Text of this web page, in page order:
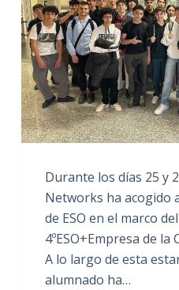
Durante los días 25 y
Networks ha acogido
de ESO en el marco
4ºESO+Empresa de
A lo largo de esta
alumnado ha…